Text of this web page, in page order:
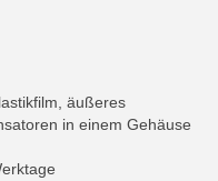
äußeres
in einem Gehäuse